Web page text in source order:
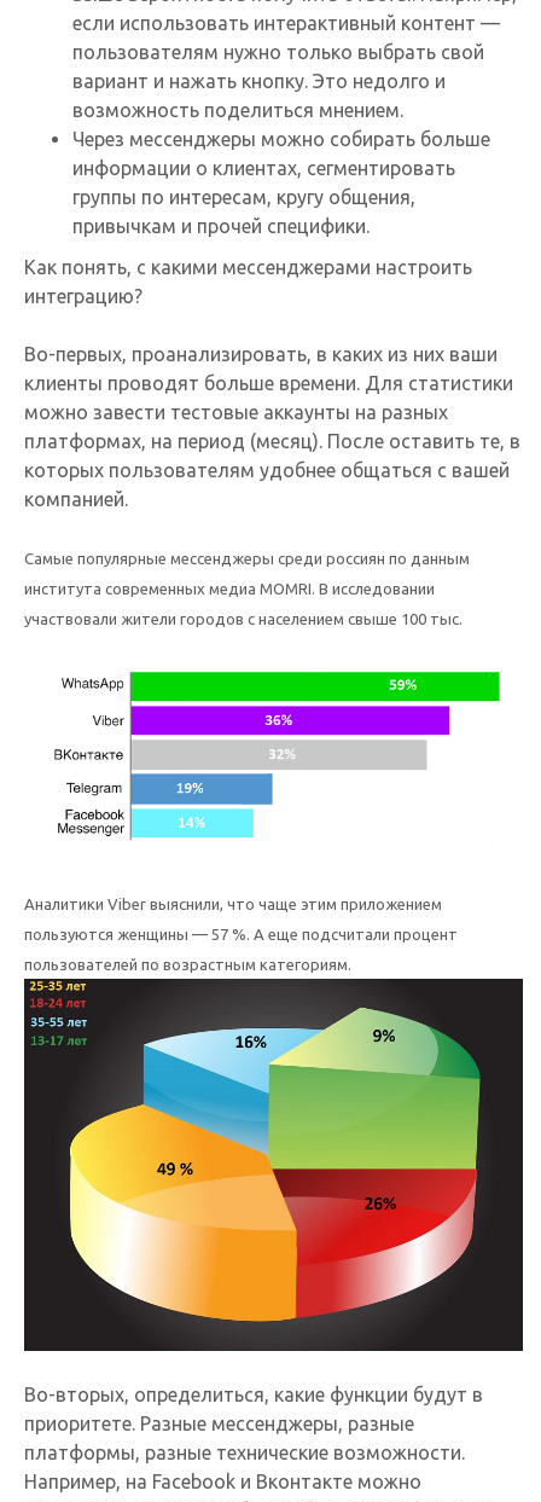
если использовать интерактивный контент —
пользователям нужно только выбрать свой
вариант и нажать кнопку. Это недолго и
возможность поделиться мнением.
Через мессенджеры можно собирать больше
информации о клиентах, сегментировать
группы по интересам, кругу общения,
привычкам и прочей специфики.
Как понять, с какими мессенджерами настроить
интеграцию?
Во-первых, проанализировать, в каких из них ваши
клиенты проводят больше времени. Для статистики
можно завести тестовые аккаунты на разных
платформах, на период (месяц). После оставить те, в
которых пользователям удобнее общаться с вашей
компанией.
Самые популярные мессенджеры среди россиян по данным
института современных медиа MOMRI. В исследовании
участвовали жители городов с населением свыше 100 тыс.
Аналитики Viber выяснили, что чаще этим приложением
пользуются женщины — 57 %. А еще подсчитали процент
пользователей по возрастным категориям.
Во-вторых, определиться, какие функции будут в
приоритете. Разные мессенджеры, разные
платформы, разные технические возможности.
Например, на Facebook и Вконтакте можно